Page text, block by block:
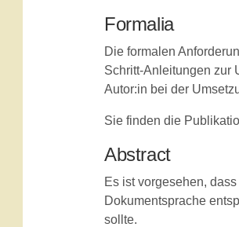
Formalia
Die formalen
Schritt-Anleitungen zur
Autor:in bei der
Sie finden die
Abstract
Es ist vorgesehen,
Dokumentsprache
sollte.